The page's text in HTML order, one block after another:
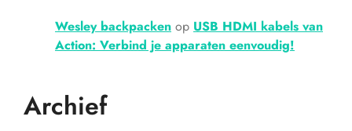
Wesley backpacken op USB HDMI kabels van
Action: Verbind je apparaten eenvoudig!
Archief